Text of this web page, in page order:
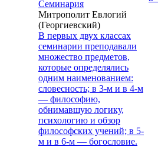
Семинария
Митрополит Евлогий
(Георгиевский)
В первых двух классах
семинарии преподавали
множество предметов,
которые определялись
одним наименованием:
словесность; в 3-м и в 4-м
— философию,
обнимавшую логику,
психологию и обзор
философских учений; в 5-
м и в 6-м — богословие.